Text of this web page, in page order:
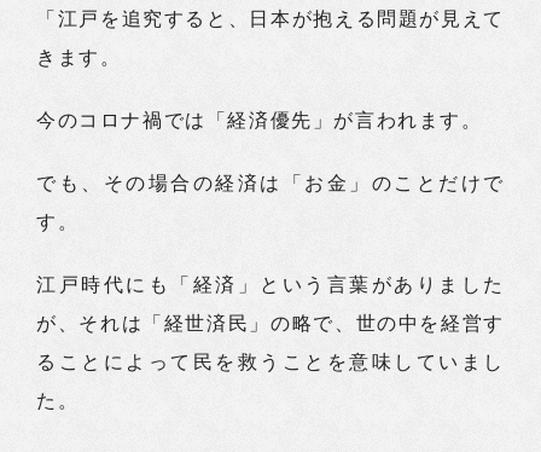
「江戸を追究すると、日本が抱える問題が見えて
きます。
今のコロナ禍では「経済優先」が言われます。
でも、その場合の経済は「お金」のことだけで
す。
江戸時代にも「経済」という言葉がありました
が、それは「経世済民」の略で、世の中を経営す
ることによって民を救うことを意味していまし
た。